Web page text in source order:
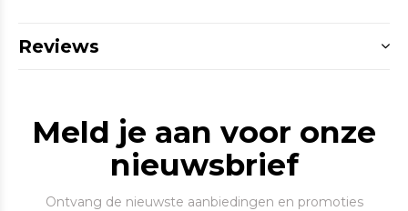
Reviews
Meld je aan voor onze
nieuwsbrief
Ontvang de nieuwste aanbiedingen en promoties